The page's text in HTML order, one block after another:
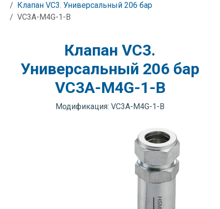
Клапан VC3. Универсальный 206 бар
VC3A-M4G-1-B
Клапан VC3.
Универсальный 206 бар
VC3A-M4G-1-B
Модификация: VC3A-M4G-1-B